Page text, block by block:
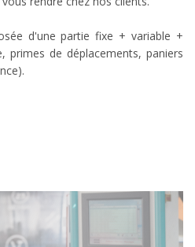
d'une partie fixe + variable +
primes de déplacements, paniers